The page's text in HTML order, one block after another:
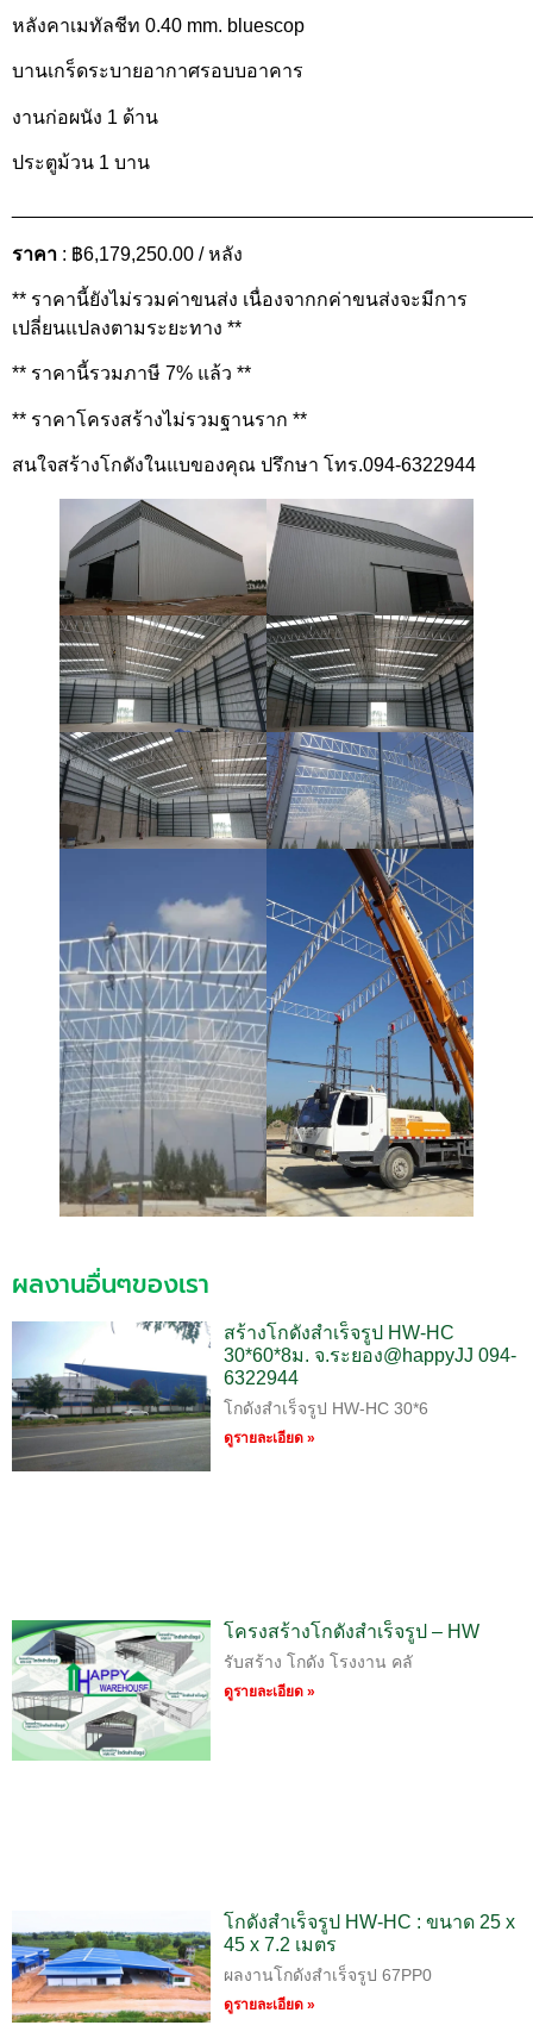
หลังคาเมทัลชีท 0.40 mm. bluescop
บานเกร็ดระบายอากาศรอบบอาคาร
งานก่อผนัง 1 ด้าน
ประตูม้วน 1 บาน
ราคา : ฿6,179,250.00 / หลัง
** ราคานี้ยังไม่รวมค่าขนส่ง เนื่องจากกค่าขนส่งจะมีการ
เปลี่ยนแปลงตามระยะทาง **
** ราคานี้รวมภาษี 7% แล้ว **
** ราคาโครงสร้างไม่รวมฐานราก **
สนใจสร้างโกดังในแบของคุณ ปรึกษา โทร.094-6322944
ผลงานอื่นๆของเรา
สร้างโกดังสำเร็จรูป HW-HC
30*60*8ม. จ.ระยอง@happyJJ 094-
6322944
โกดังสำเร็จรูป HW-HC 30*6
ดูรายละเอียด »
โครงสร้างโกดังสำเร็จรูป – HW
รับสร้าง โกดัง โรงงาน คลั
ดูรายละเอียด »
โกดังสำเร็จรูป HW-HC : ขนาด 25 x
45 x 7.2 เมตร
ผลงานโกดังสำเร็จรูป 67PP0
ดูรายละเอียด »